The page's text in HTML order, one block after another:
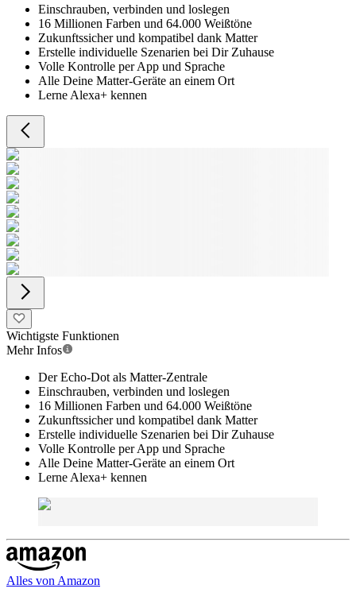
Einschrauben, verbinden und loslegen
16 Millionen Farben und 64.000 Weißtöne
Zukunftssicher und kompatibel dank Matter
Erstelle individuelle Szenarien bei Dir Zuhause
Volle Kontrolle per App und Sprache
Alle Deine Matter-Geräte an einem Ort
Lerne Alexa+ kennen
Wichtigste Funktionen
Mehr Infos
Der Echo-Dot als Matter-Zentrale
Einschrauben, verbinden und loslegen
16 Millionen Farben und 64.000 Weißtöne
Zukunftssicher und kompatibel dank Matter
Erstelle individuelle Szenarien bei Dir Zuhause
Volle Kontrolle per App und Sprache
Alle Deine Matter-Geräte an einem Ort
Lerne Alexa+ kennen
Alles von Amazon